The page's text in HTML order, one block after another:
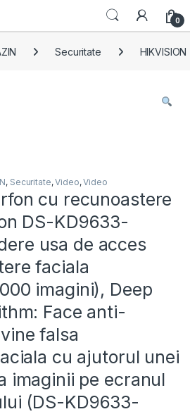
0
Securitate HIKVISION
, Securitate,Video,Video
cu recunoastere
DS-KD9633-
usa de acces
faciala
imagini), Deep
Face anti-
falsa
cu ajutorul unei
imaginii pe ecranul
(DS-KD9633-